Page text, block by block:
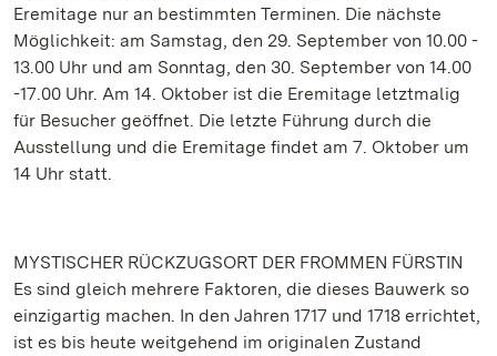
Eremitage nur an bestimmten Terminen. Die nächste
Möglichkeit: am Samstag, den 29. September von 10.00 -
13.00 Uhr und am Sonntag, den 30. September von 14.00
-17.00 Uhr. Am 14. Oktober ist die Eremitage letztmalig
für Besucher geöffnet. Die letzte Führung durch die
Ausstellung und die Eremitage findet am 7. Oktober um
14 Uhr statt.
MYSTISCHER RÜCKZUGSORT DER FROMMEN FÜRSTIN
Es sind gleich mehrere Faktoren, die dieses Bauwerk so
einzigartig machen. In den Jahren 1717 und 1718 errichtet,
ist es bis heute weitgehend im originalen Zustand